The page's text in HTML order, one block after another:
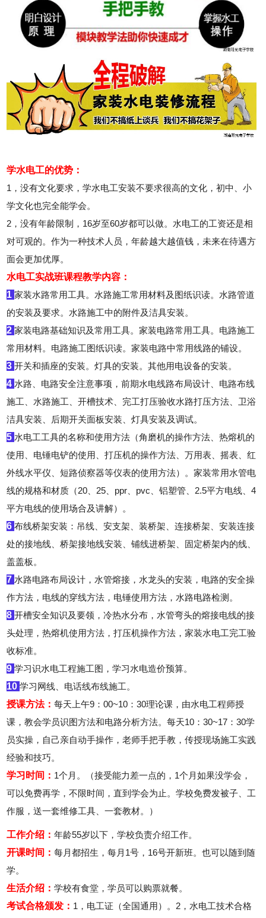
学水电工的优势：
1，没有文化要求，学水电工安装不要求很高的文化，初中、小
学文化也完全能学会。
2，没有年龄限制，16岁至60岁都可以做。水电工的工资还是相
对可观的。作为一种技术人员，年龄越大越值钱，未来在待遇方
面会更加优厚。
水电工实战班课程教学内容：
1家装水路常用工具。水路施工常用材料及图纸识读。水路管道
的安装及要求。水路施工中的附件及洁具安装。
2家装电路基础知识及常用工具。家装电路常用工具。电路施工
常用材料。电路施工图纸识读。家装电路中常用线路的铺设。
3开关和插座的安装。灯具的安装。其他用电设备的安装。
4 水路、电路安全注意事项，前期水电线路布局设计、电路布线
施工、水路施工、开槽技术、完工打压验收水路打压方法、卫浴
洁具安装、后期开关面板安装、灯具安装及调试。
5 水电工工具的名称和使用方法（角磨机的操作方法、热熔机的
使用、电锤电铲的使用、打压机的操作方法、万用表、摇表、红
外线水平仪、短路侦察器等仪表的使用方法）。家装常用水管电
线的规格和材质（20、25、ppr、pvc、铝塑管、2.5平方电线、4
平方电线的使用场合及讲解）。
6布线桥架安装：吊线、安支架、装桥架、连接桥架、安装连接
处的接地线、桥架接地线安装、铺线进桥架、固定桥架内的线、
盖盖板。
7 水路电路布局设计，水管熔接，水龙头的安装，电路的安全操
作方法，电线的穿线方法，电锤使用方法，水路电路检测。
8开槽安全知识及要领，冷热水分布，水管弯头的熔接电线的接
头处理，热熔机使用方法，打压机操作方法，家装水电工完工验
收标准。
9学习识水电工程施工图，学习水电造价预算。
10学习网线、电话线布线施工。
授课方法：每天上午9：00~10：30理论课，由水电工程师授
课，教会学员识图方法和电路分析方法。每天10：30~17：30学
员实操，自己亲自动手操作，老师手把手教，传授现场施工实践
经验和技巧。
学习时间： 1个月。（接受能力差一点的，1个月如果没学会，
可以免费再学，不限时间，直到学会为止。学校免费发被子、工
作服，送一套维修工具、一套教材。）
工作介绍：年龄55岁以下，学校负责介绍工作。
开课时间：每月都招生，每月1号，16号开新班。也可以随到随
学。
生活介绍：学校有食堂，学员可以购票就餐。
考试合格颁发： 1，电工证（全国通用）。2，水电工技术合格